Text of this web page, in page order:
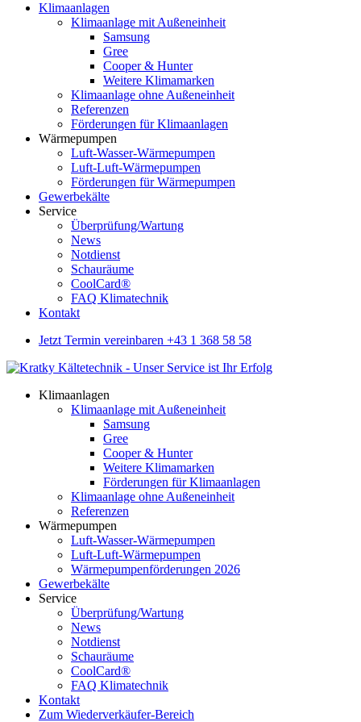
Klimaanlagen
Klimaanlage mit Außeneinheit
Samsung
Gree
Cooper & Hunter
Weitere Klimamarken
Klimaanlage ohne Außeneinheit
Referenzen
Förderungen für Klimaanlagen
Wärmepumpen
Luft-Wasser-Wärmepumpen
Luft-Luft-Wärmepumpen
Förderungen für Wärmepumpen
Gewerbekälte
Service
Überprüfung/Wartung
News
Notdienst
Schauräume
CoolCard®
FAQ Klimatechnik
Kontakt
Jetzt Termin vereinbaren +43 1 368 58 58
Klimaanlagen
Klimaanlage mit Außeneinheit
Samsung
Gree
Cooper & Hunter
Weitere Klimamarken
Förderungen für Klimaanlagen
Klimaanlage ohne Außeneinheit
Referenzen
Wärmepumpen
Luft-Wasser-Wärmepumpen
Luft-Luft-Wärmepumpen
Wärmepumpenförderungen 2026
Gewerbekälte
Service
Überprüfung/Wartung
News
Notdienst
Schauräume
CoolCard®
FAQ Klimatechnik
Kontakt
Zum Wiederverkäufer-Bereich